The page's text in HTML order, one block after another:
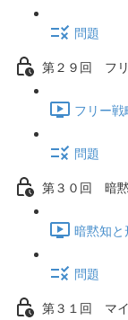
問題
第２９回 フ
フリー
問題
第３０回 暗
暗黙知
問題
第３１回 マイ